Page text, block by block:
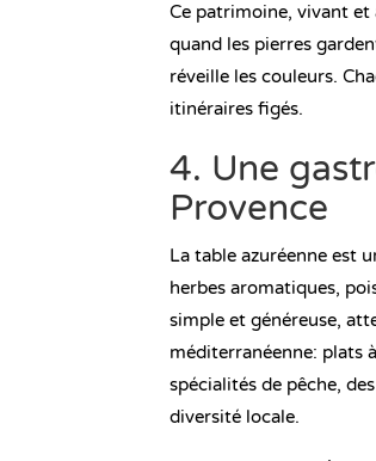
Ce patrimoine, vivant et
quand les pierres
réveille les couleurs.
itinéraires figés.
4. Une
Provence
La table azuréenne est
herbes aromatiques,
simple et généreuse,
méditerranéenne: plats
spécialités de pêche,
diversité locale.